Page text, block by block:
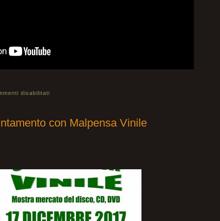
disabilitati
con Malpensa Vinile